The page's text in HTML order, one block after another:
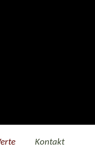
Kontakt